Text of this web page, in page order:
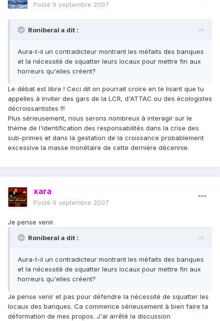
Posté 9 septembre 2007
Roniberal a dit :
Aura-t-il un contradicteur montrant les méfaits des banques
et la nécessité de squatter leurs locaux pour mettre fin aux
horreurs qu'elles créent?
Le débat est libre ! Ceci dit on pourrait croire en te lisant que tu
appelles à inviter des gars de la LCR, d'ATTAC ou des écologistes
décroissantistes !!!
Plus sérieusement, nous serons nombreux à interagir sur le
thème de l'identification des responsabilités dans la crise des
sub-primes et dans la gestation de la croissance probablement
excessive la masse monétaire de cette dernière décennie.
xara
Posté 9 septembre 2007
Je pense venir.
Roniberal a dit :
Aura-t-il un contradicteur montrant les méfaits des banques
et la nécessité de squatter leurs locaux pour mettre fin aux
horreurs qu'elles créent?
Je pense venir et pas pour défendre la nécessité de squatter les
locaux des banques. Ca commence sérieusement à bien faire ta
déformation de mes propos. J'ai arrêté la discussion